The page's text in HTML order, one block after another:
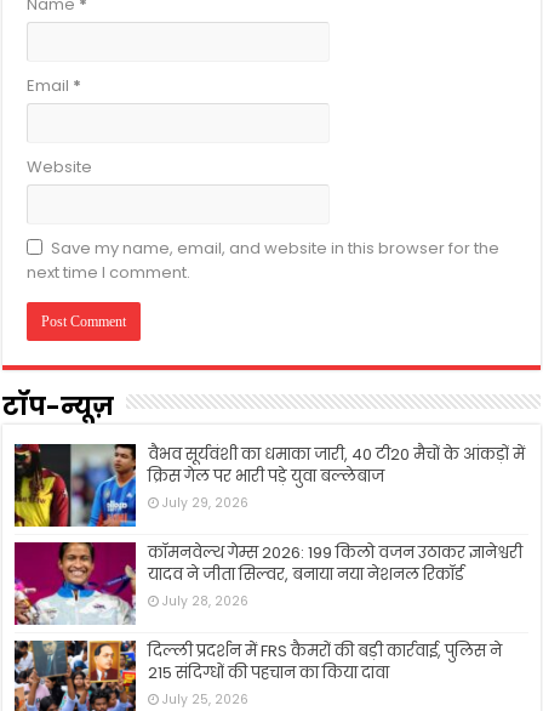
Email *
Website
Save my name, email, and website in this browser for the
next time I comment.
टॉप-न्यूज़
वैभव सूर्यवंशी का धमाका जारी, 40 टी20 मैचों के आंकड़ों में
क्रिस गेल पर भारी पड़े युवा बल्लेबाज
July 29, 2026
कॉमनवेल्थ गेम्स 2026: 199 किलो वजन उठाकर ज्ञानेश्वरी
यादव ने जीता सिल्वर, बनाया नया नेशनल रिकॉर्ड
July 28, 2026
दिल्ली प्रदर्शन में FRS कैमरों की बड़ी कार्रवाई, पुलिस ने
215 संदिग्धों की पहचान का किया दावा
July 25, 2026